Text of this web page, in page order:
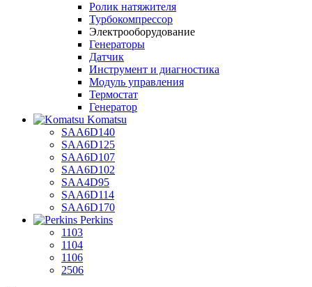
Ролик натяжителя
Турбокомпрессор
Электрооборудование
Генераторы
Датчик
Инструмент и диагностика
Модуль управления
Термостат
Генератор
Komatsu
SAA6D140
SAA6D125
SAA6D107
SAA6D102
SAA4D95
SAA6D114
SAA6D170
Perkins
1103
1104
1106
2506